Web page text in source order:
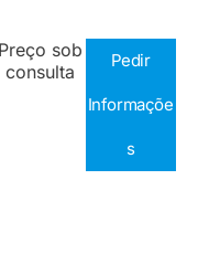
Preço sob
consulta
Pedir
Informaçõe
s